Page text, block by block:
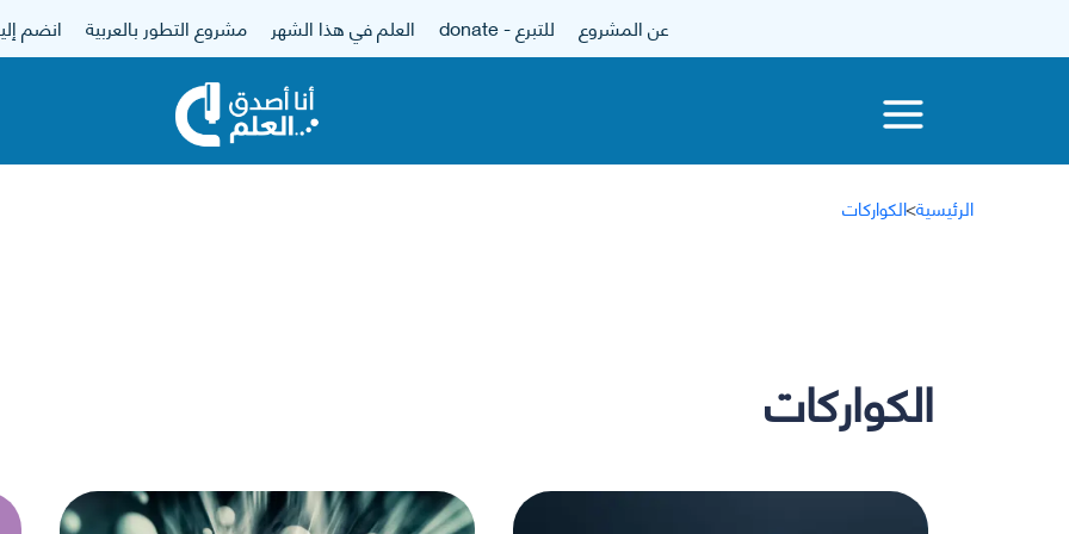
عن المشروع للتبرع - donate العلم في هذا الشهر مشروع التطور بالعربية انضم
الرئيسية>الكواركات
الكواركات